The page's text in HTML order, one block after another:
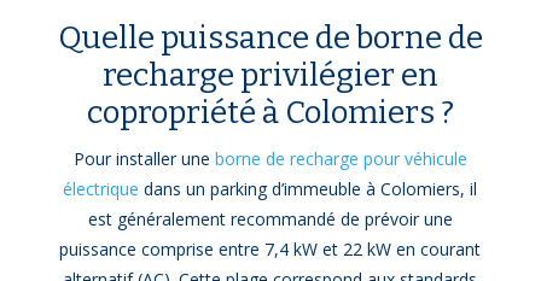
Quelle puissance de borne de
recharge privilégier en
copropriété à Colomiers ?
Pour installer une borne de recharge pour véhicule
électrique dans un parking d’immeuble à Colomiers, il
est généralement recommandé de prévoir une
puissance comprise entre 7,4 kW et 22 kW en courant